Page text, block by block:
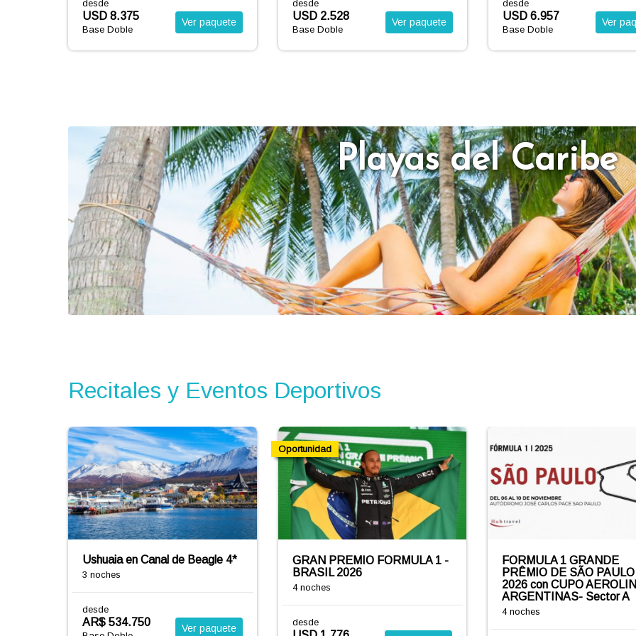
desde
USD 2.528
Base Doble
Ver paquete
desde
USD 6.957
Base Doble
Ver paquete
desde
USD 4.100
Base Doble
Ver
Playas del Caribe
Recitales y Eventos Deportivos
Ushuaia en Canal de Beagle 4*
3 noches
desde
AR$ 534.750 Ver paquete
Oportunidad
GRAN PREMIO FORMULA 1 -
BRASIL 2026
4 noches
desde
FORMULA 1 GRANDE
PRÊMIO DE SÃO PAULO
2026 con CUPO
ARGENTINAS- Sector A
4 noches